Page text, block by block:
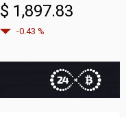
$ 1,897.83
-0.43 %